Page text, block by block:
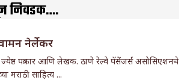
निवडक….
नेर्लेकर
पत्रकार आणि लेखक. ठाणे रेल्वे पॅसेंजर्स असोसिएशनचे
मराठी साहित्य ...